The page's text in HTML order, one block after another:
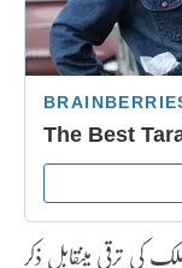
کی ترقی میںقابل ذکر